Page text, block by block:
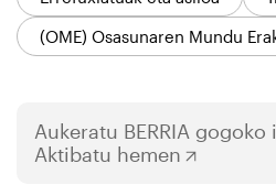
(OME) Osasunaren Mundu
Aukeratu BERRIA gogoko
Aktibatu hemen